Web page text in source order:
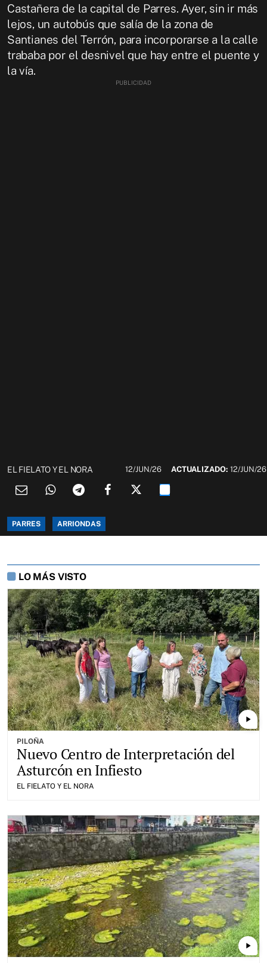
Castañera de la capital de Parres. Ayer, sin ir más
lejos, un autobús que salía de la zona de
Santianes del Terrón, para incorporarse a la calle
trababa por el desnivel que hay entre el puente y
la vía.
EL FIELATO Y EL NORA 12/JUN/26 ACTUALIZADO:12/JUN/26
PARRES ARRIONDAS
LO MÁS VISTO
play_arrow
PILOÑA
Nuevo Centro de Interpretación del
Asturcón en Infiesto
EL FIELATO Y EL NORA
play_arrow